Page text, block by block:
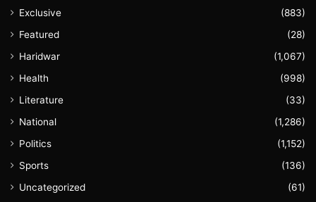
Exclusive
(883)
Featured
(28)
Haridwar
(1,067)
Health
(998)
Literature
(33)
National
(1,286)
Politics
(1,152)
Sports
(136)
Uncategorized
(61)